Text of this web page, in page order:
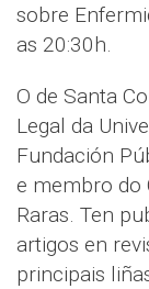
sobre
as 20:30h.
O de Santa
Legal da
Fundación
e membro do
Raras. Ten
artigos en
principais